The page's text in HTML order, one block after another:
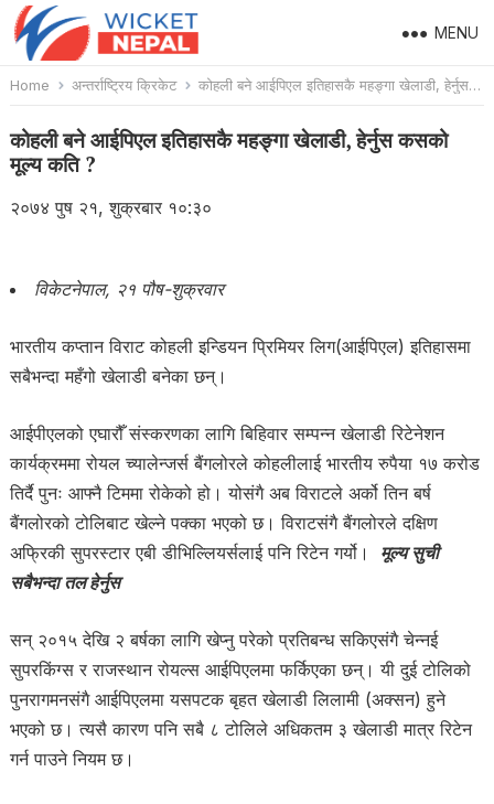
MENU
Home अन्तर्राष्ट्रिय क्रिकेट कोहली बने आईपिएल इतिहासकै महङ्गा खेलाडी, हेर्नुस कसको मूल्य कति ?
कोहली बने आईपिएल इतिहासकै महङ्गा खेलाडी, हेर्नुस कसको
मूल्य कति ?
२०७४ पुष २१, शुक्रबार १०:३०
विकेटनेपाल, २१ पौष-शुक्रवार
भारतीय कप्तान विराट कोहली इन्डियन प्रिमियर लिग(आईपिएल) इतिहासमा
सबैभन्दा महँगो खेलाडी बनेका छन्।
आईपीएलको एघारौँ संस्करणका लागि बिहिवार सम्पन्न खेलाडी रिटेनेशन
कार्यक्रममा रोयल च्यालेन्जर्स बैंगलोरले कोहलीलाई भारतीय रुपैया १७ करोड
तिर्दै पुनः आफ्नै टिममा रोकेको हो। योसंगै अब विराटले अर्को तिन बर्ष
बैंगलोरको टोलिबाट खेल्ने पक्का भएको छ। विराटसंगै बैंगलोरले दक्षिण
अफ्रिकी सुपरस्टार एबी डीभिल्लियर्सलाई पनि रिटेन गर्यो। मूल्य सुची
सबैभन्दा तल हेर्नुस
सन् २०१५ देखि २ बर्षका लागि खेप्नु परेको प्रतिबन्ध सकिएसंगै चेन्नई
सुपरकिंग्स र राजस्थान रोयल्स आईपिएलमा फर्किएका छन्। यी दुई टोलिको
पुनरागमनसंगै आईपिएलमा यसपटक बृहत खेलाडी लिलामी (अक्सन) हुने
भएको छ। त्यसै कारण पनि सबै ८ टोलिले अधिकतम ३ खेलाडी मात्र रिटेन
गर्न पाउने नियम छ।